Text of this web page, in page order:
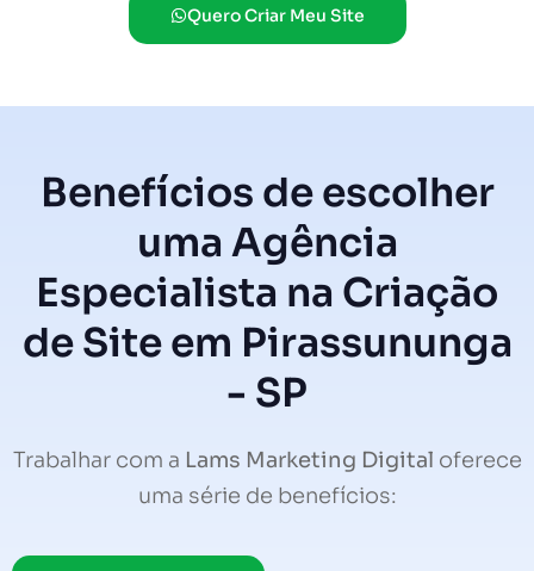
Quero Criar Meu Site
Benefícios de escolher
uma Agência
Especialista na Criação
de Site em Pirassununga
- SP
Trabalhar com a Lams Marketing Digital oferece
uma série de benefícios: